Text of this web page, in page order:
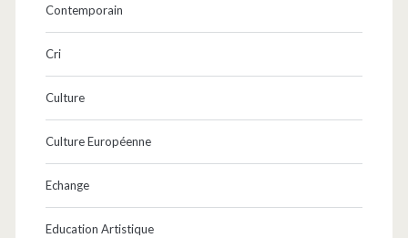
Contemporain
Cri
Culture
Culture Européenne
Echange
Education Artistique